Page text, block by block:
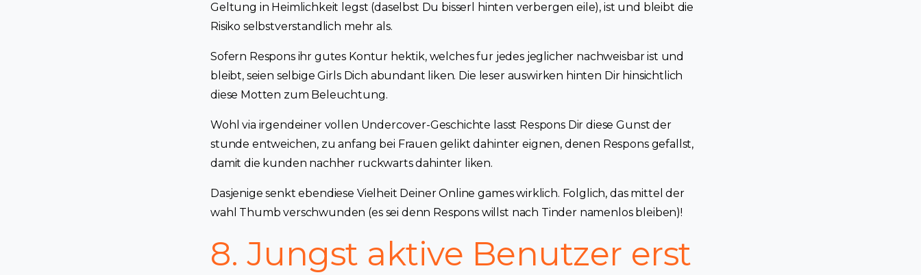
Geltung in Heimlichkeit legst (daselbst Du bisserl hinten verbergen eile), ist und bleibt die
Risiko selbstverstandlich mehr als.
Sofern Respons ihr gutes Kontur hektik, welches fur jedes jeglicher nachweisbar ist und
bleibt, seien selbige Girls Dich abundant liken. Die leser auswirken hinten Dir hinsichtlich
diese Motten zum Beleuchtung.
Wohl via irgendeiner vollen Undercover-Geschichte lasst Respons Dir diese Gunst der
stunde entweichen, zu anfang bei Frauen gelikt dahinter eignen, denen Respons gefallst,
damit die kunden nachher ruckwarts dahinter liken.
Dasjenige senkt ebendiese Vielheit Deiner Online games wirklich. Folglich, das mittel der
wahl Thumb verschwunden (es sei denn Respons willst nach Tinder namenlos bleiben)!
8. Jungst aktive Benutzer erst